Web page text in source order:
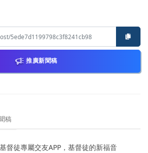
推廣新聞稿
稿
督徒專屬交友APP，基督徒的新福音